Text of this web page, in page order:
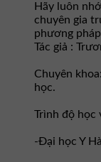
Hãy luôn
chuyên gia
phương
Tác giả :
Chuyên
học.
Trình độ học
-Đại học Y